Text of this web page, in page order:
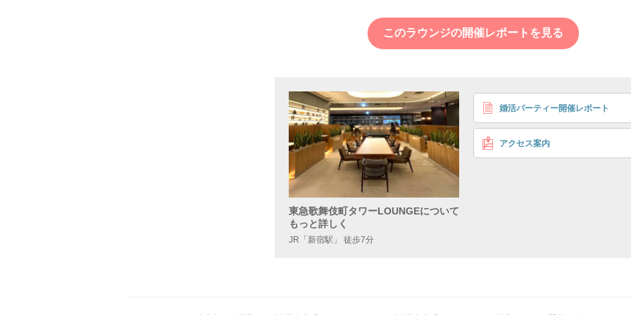
会員ラベル最高位の
男性
〈写真審査〉 合格
このラウンジの開催レポートを見る
東急歌舞伎町タワーLOUNGEについて
もっと詳しく
JR「新宿駅」 徒歩7分
婚活パーティー開催レポート
アクセス案内